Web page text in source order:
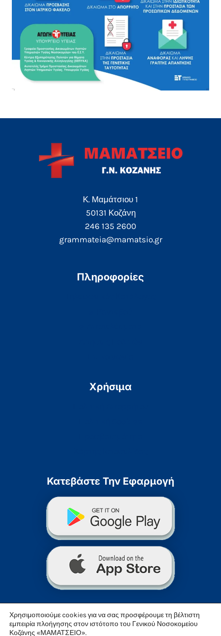
Κ. Μαμάτσιου 1
50131 Κοζάνη
246 135 2600
grammateia@mamatsio.gr
Πληροφορίες
Χρήσιμα
Κατεβάστε Την Εφαρμογή
Χρησιμοποιούμε cookies για να σας προσφέρουμε τη βέλτιστη
εμπειρία πλοήγησης στον ιστότοπο του Γενικού Νοσοκομείου
Κοζάνης «ΜΑΜΑΤΣΕΙΟ».